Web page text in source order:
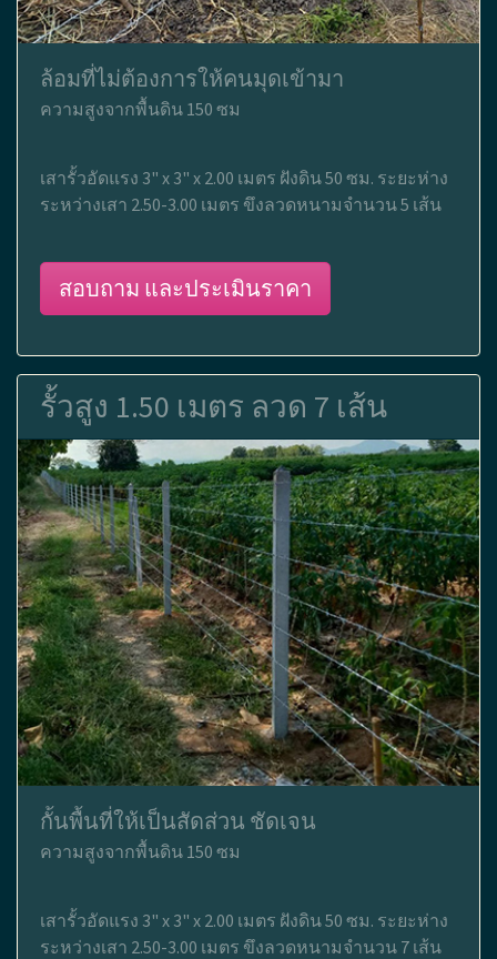
ล้อมที่ไม่ต้องการให้คนมุดเข้ามา
ความสูงจากพื้นดิน 150 ซม
เสารั้วอัดแรง 3" x 3" x 2.00 เมตร ฝังดิน 50 ซม. ระยะห่าง
ระหว่างเสา 2.50-3.00 เมตร ขึงลวดหนามจำนวน 5 เส้น
สอบถาม และประเมินราคา
รั้วสูง 1.50 เมตร ลวด 7 เส้น
กั้นพื้นที่ให้เป็นสัดส่วน ชัดเจน
ความสูงจากพื้นดิน 150 ซม
เสารั้วอัดแรง 3" x 3" x 2.00 เมตร ฝังดิน 50 ซม. ระยะห่าง
ระหว่างเสา 2.50-3.00 เมตร ขึงลวดหนามจำนวน 7 เส้น